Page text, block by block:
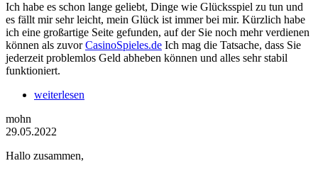
Ich habe es schon lange geliebt, Dinge wie Glücksspiel zu tun und
es fällt mir sehr leicht, mein Glück ist immer bei mir. Kürzlich habe
ich eine großartige Seite gefunden, auf der Sie noch mehr verdienen
können als zuvorCasinoSpieles.de Ich mag die Tatsache, dass Sie
jederzeit problemlos Geld abheben können und alles sehr stabil
funktioniert.
weiterlesen
mohn
29.05.2022
Hallo zusammen,